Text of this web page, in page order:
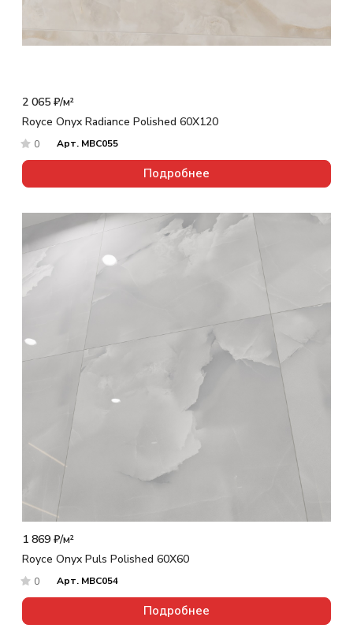
2 065 ₽/м²
Royce Onyx Radiance Polished 60X120
0 Арт. MBC055
Подробнее
1 869 ₽/м²
Royce Onyx Puls Polished 60X60
0 Арт. MBC054
Подробнее